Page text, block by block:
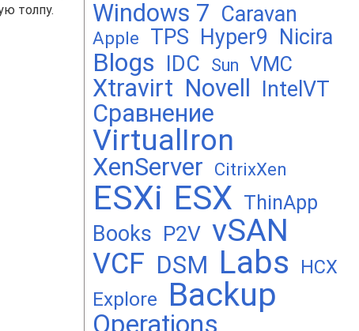
толпу.
Windows 7 Caravan
Apple TPS Hyper9 Nicira
Blogs IDC Sun VMC
Xtravirt Novell IntelVT
Сравнение
VirtualIron
XenServer CitrixXen
ESXi ESX ThinApp
Books P2V vSAN
VCF DSM Labs HCX
Explore Backup
Operations